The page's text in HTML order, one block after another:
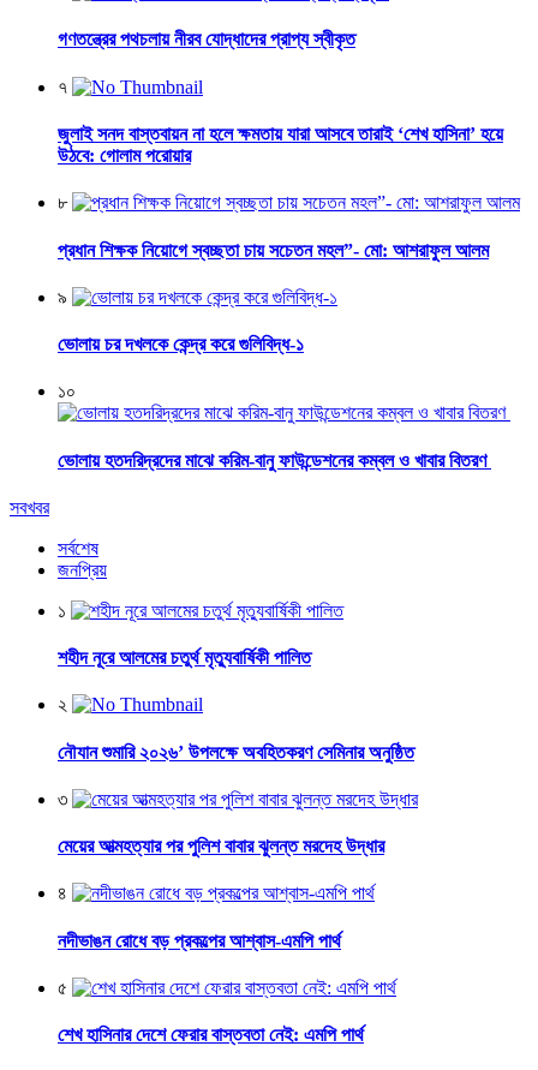
গণতন্ত্রের পথচলায় নীরব যোদ্ধাদের প্রাপ্য স্বীকৃত
৭
জুলাই সনদ বাস্তবায়ন না হলে ক্ষমতায় যারা আসবে তারাই ‘শেখ হাসিনা’ হয়ে
উঠবে: গোলাম পরোয়ার
৮
প্রধান শিক্ষক নিয়োগে স্বচ্ছতা চায় সচেতন মহল”- মো: আশরাফুল আলম
৯
ভোলায় চর দখলকে কেন্দ্র করে গুলিবিদ্ধ-১
১০
ভোলায় হতদরিদ্রদের মাঝে করিম-বানু ফাউন্ডেশনের কম্বল ও খাবার বিতরণ
সবখবর
সর্বশেষ
জনপ্রিয়
১
শহীদ নূরে আলমের চতুর্থ মৃত্যুবার্ষিকী পালিত
২
নৌযান শুমারি ২০২৬’ উপলক্ষে অবহিতকরণ সেমিনার অনুষ্ঠিত
৩
মেয়ের আত্মহত্যার পর পুলিশ বাবার ঝুলন্ত মরদেহ উদ্ধার
৪
নদীভাঙন রোধে বড় প্রকল্পের আশ্বাস-এমপি পার্থ
৫
শেখ হাসিনার দেশে ফেরার বাস্তবতা নেই: এমপি পার্থ